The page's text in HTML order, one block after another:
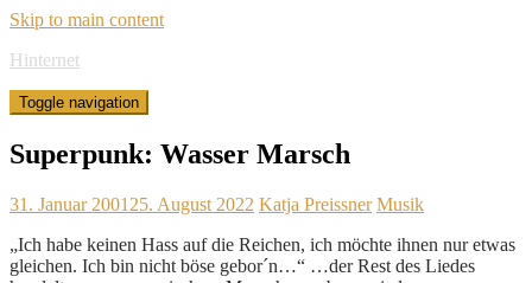
Skip to main content
Hinternet
Toggle navigation
Superpunk: Wasser Marsch
31. Januar 2001 25. August 2022 Katja Preissner Musik
„Ich habe keinen Hass auf die Reichen, ich möchte ihnen nur etwas
gleichen. Ich bin nicht böse gebor´n…“ …der Rest des Liedes